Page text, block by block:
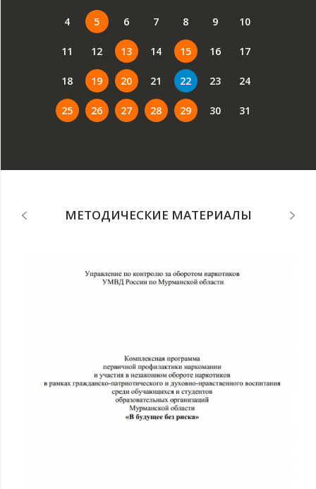
4 5 6 7 8 9 10
11 12 13 14 15 16 17
18 19 20 21 22 23 24
25 26 27 28 29 30 31
МЕТОДИЧЕСКИЕ МАТЕРИАЛЫ